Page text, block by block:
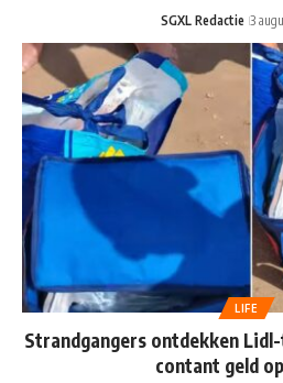
SGXL Redactie 3
LIFE
Strandgangers ontdekken
contant geld